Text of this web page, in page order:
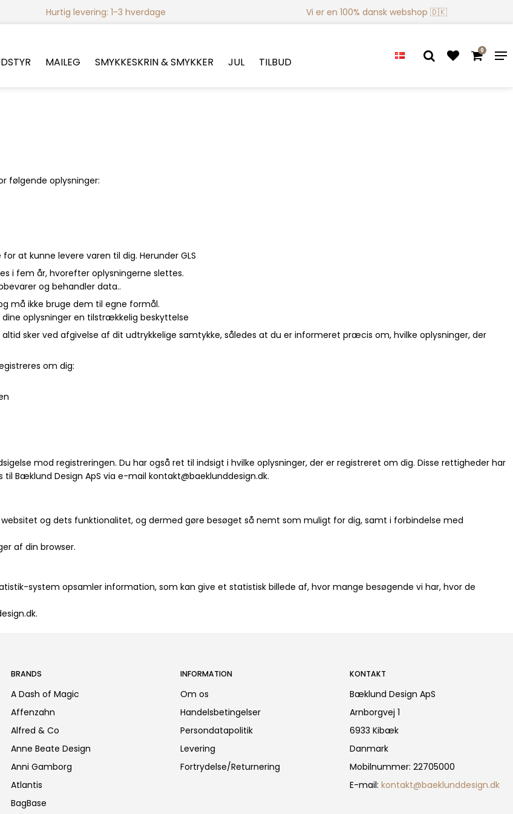
Hurtig levering: 1-3 hverdage Vi er en 100% dansk webshop 🇩🇰
MAILEG SMYKKESKRIN & SMYKKER JUL TILBUD
0
følgende oplysninger:
at kunne levere varen til dig. Herunder GLS
i fem år, hvorefter oplysningerne slettes.
og behandler data..
må ikke bruge dem til egne formål.
oplysninger en tilstrækkelig beskyttelse
sker ved afgivelse af dit udtrykkelige samtykke, således at du er informeret præcis om, hvilke oplysninger, der
om dig:
mod registreringen. Du har også ret til indsigt i hvilke oplysninger, der er registreret om dig. Disse rettigheder har
Bæklund Design ApS via e-mail kontakt@baeklunddesign.dk.
og dets funktionalitet, og dermed gøre besøget så nemt som muligt for dig, samt i forbindelse med
af din browser.
system opsamler information, som kan give et statistisk billede af, hvor mange besøgende vi har, hvor de
BRANDS
A Dash of Magic
Affenzahn
Alfred & Co
Anne Beate Design
Anni Gamborg
Atlantis
BagBase
INFORMATION
Om os
Handelsbetingelser
Persondatapolitik
Levering
Fortrydelse/Returnering
KONTAKT
Bæklund Design ApS
Arnborgvej 1
6933 Kibæk
Danmark
Mobilnummer: 22705000
E-mail: kontakt@baeklunddesign.dk